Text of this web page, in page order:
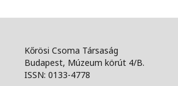
Kőrösi Csoma Társaság
Budapest, Múzeum körút 4/B.
ISSN: 0133-4778